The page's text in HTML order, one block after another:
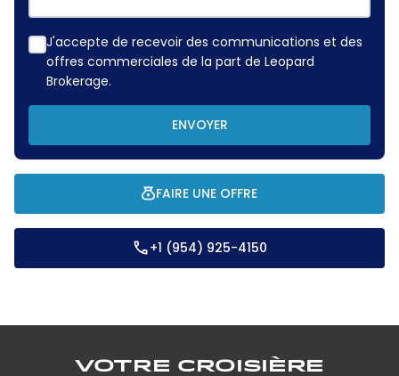
J'accepte de recevoir des communications et des
offres commerciales de la part de Leopard
Brokerage.
ENVOYER
FAIRE UNE OFFRE
+1 (954) 925-4150
Votre croisière